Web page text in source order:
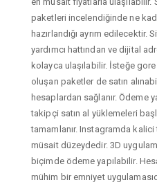
paketleri incelendiğinde ne
hazırlandığı ayrım edilecektir.
yardımcı hattından ve dijital
kolayca ulaşılabilir. İsteğe
oluşan paketler de satın
hesaplardan sağlanır. Ödeme
takipçi satın al yüklemeleri
tamamlanır. Instagramda
müsait düzeydedir. 3D
biçimde ödeme yapılabilir.
mühim bir emniyet